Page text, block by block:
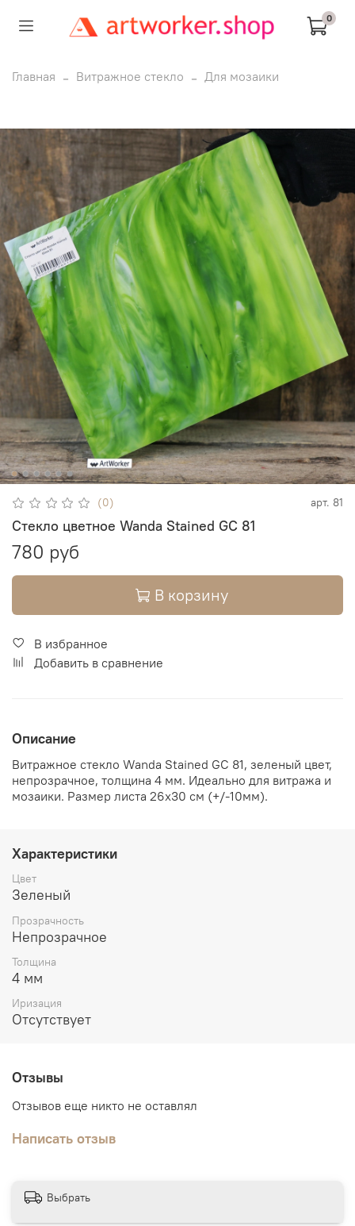
0
Главная Витражное стекло Для мозаики
(0) арт. 81
Стекло цветное Wanda Stained GC 81
780 руб
В корзину
В избранное
Добавить в сравнение
Описание
Витражное стекло Wanda Stained GC 81, зеленый цвет,
непрозрачное, толщина 4 мм. Идеально для витража и
мозаики. Размер листа 26х30 см (+/-10мм).
Характеристики
Цвет
Зеленый
Прозрачность
Непрозрачное
Толщина
4 мм
Иризация
Отсутствует
Отзывы
Отзывов еще никто не оставлял
Написать отзыв
Выбрать